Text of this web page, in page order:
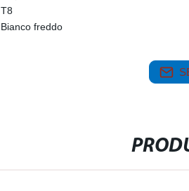
T8
Bianco freddo